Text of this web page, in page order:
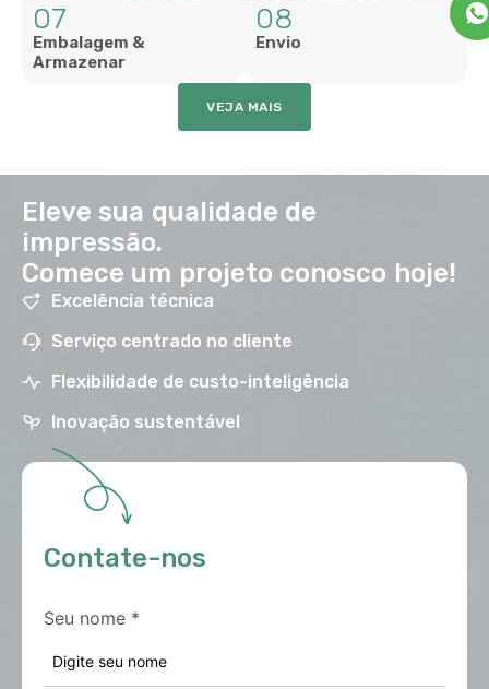
07
Embalagem &
Armazenar
08
Envio
VEJA MAIS
Eleve sua qualidade de
impressão.
Comece um projeto conosco hoje!
Excelência técnica
Serviço centrado no cliente
Flexibilidade de custo-inteligência
Inovação sustentável
Contate-nos
Seu nome *